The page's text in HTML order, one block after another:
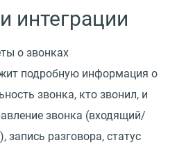
интеграции
о звонках
подробную информация о
звонка, кто звонил, и
звонка (входящий/
запись разговора, статус